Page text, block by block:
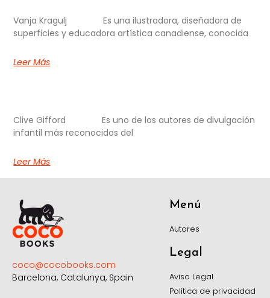
Vanja Kragulj Es una ilustradora, diseñadora de
superficies y educadora artística canadiense, conocida
Leer Más
Clive Gifford Es uno de los autores de divulgación
infantil más reconocidos del
Leer Más
coco@cocobooks.com
Barcelona, Catalunya, Spain
Menú
Autores
Legal
Aviso Legal
Política de privacidad